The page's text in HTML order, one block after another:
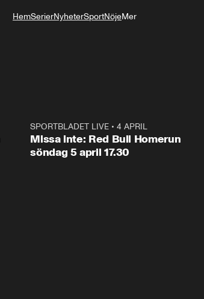
HemSerierNyheterSportNöjeMer
1:03SPORTBLADET LIVE •4 APRIL
Missa inte: Red Bull Homerun
söndag 5 april 17.30